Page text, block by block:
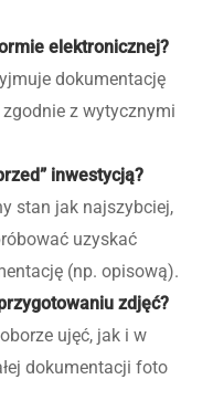
elektronicznej?
dokumentację
z wytycznymi
inwestycją?
stan jak najszybciej,
uzyskać
(np. opisową).
zdjęć?
ujęć, jak i w
dokumentacji foto